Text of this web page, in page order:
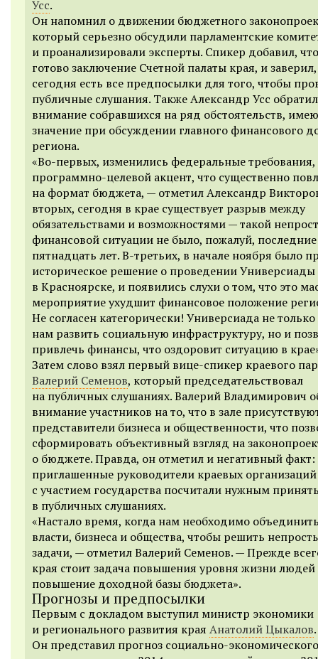
Усс.
Он напомнил о движении бюджетного
который серьезно обсудили парламентские
и проанализировали эксперты. Спикер добавил,
готово заключение Счетной палаты края, и
сегодня есть все предпосылки для того, чтобы
публичные слушания. Также Александр Усс обратил
внимание собравшихся на ряд обстоятельств,
значение при обсуждении главного финансового
региона.
«Во-первых, изменились федеральные требования,
программно-целевой акцент, что существенно
на формат бюджета, — отметил Александр
вторых, сегодня в крае существует разрыв между
обязательствами и возможностями — такой
финансовой ситуации не было, пожалуй, последние
пятнадцать лет. В-третьих, в начале ноября было
историческое решение о проведении Универсиады
в Красноярске, и появились слухи о том, что это
мероприятие ухудшит финансовое положение
Не согласен категорически! Универсиада не
нам развить социальную инфраструктуру, но и
привлечь финансы, что оздоровит ситуацию в
Затем слово взял первый вице-спикер краевого
Валерий Семенов, который председательствовал
на публичных слушаниях. Валерий Владимирович
внимание участников на то, что в зале
представители бизнеса и общественности, что
сформировать объективный взгляд на
о бюджете. Правда, он отметил и негативный факт:
приглашенные руководители краевых организаций
с участием государства посчитали нужным
в публичных слушаниях.
«Настало время, когда нам необходимо
власти, бизнеса и общества, чтобы решить
задачи, — отметил Валерий Семенов. — Прежде
края стоит задача повышения уровня жизни людей
повышение доходной базы бюджета».
Прогнозы и предпосылки
Первым с докладом выступил министр экономики
и регионального развития края Анатолий Цыкалов.
Он представил прогноз социально-